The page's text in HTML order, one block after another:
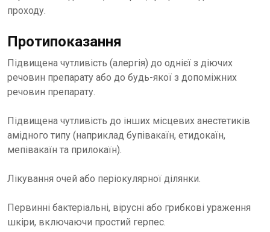
проходу.
Протипоказання
Підвищена чутливість (алергія) до однієї з діючих
речовин препарату або до будь-якої з допоміжних
речовин препарату.
Підвищена чутливість до інших місцевих анестетиків
амідного типу (наприклад бупівакаїн, етидокаїн,
мепівакаїн та прилокаїн).
Лікування очей або періокулярної ділянки.
Первинні бактеріальні, вірусні або грибкові ураження
шкіри, включаючи простий герпес.